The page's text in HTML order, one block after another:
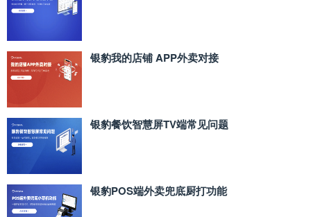
银豹我的店铺 APP外卖对接
银豹餐饮智慧屏TV端常见问题
银豹POS端外卖兜底厨打功能